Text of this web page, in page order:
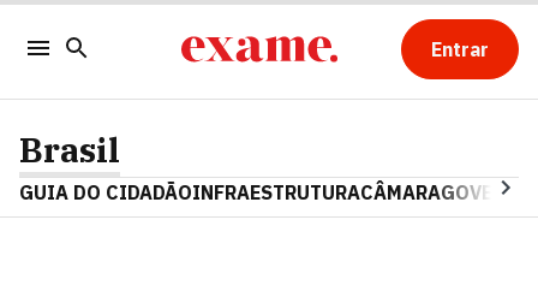
Entrar
Brasil
GUIA DO CIDADÃOINFRAESTRUTURACÂMARAGOVERNO